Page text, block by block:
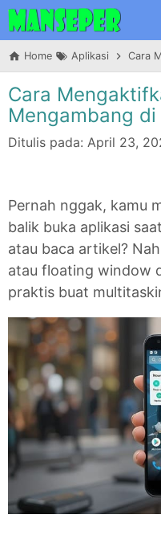
Skip to
Home Aplikasi Cara
Cara
Mengambang
Ditulis pada: April 23,
Pernah nggak, kamu
balik buka aplikasi
atau baca artikel?
atau floating window
praktis buat